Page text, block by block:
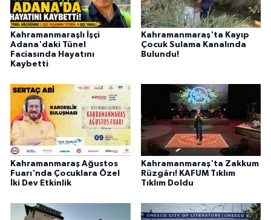
Kahramanmaraşlı İşçi
Adana'daki Tünel
Faciasında Hayatını
Kaybetti
Kahramanmaraş'ta Kayıp
Çocuk Sulama Kanalında
Bulundu!
Kahramanmaraş Ağustos
Fuarı'nda Çocuklara Özel
İki Dev Etkinlik
Kahramanmaraş'ta Zakkum
Rüzgârı! KAFUM Tıklım
Tıklım Doldu
BİLİM VE TEKNOLOJİ
YARIŞMALAR
TANITIM
HABERDE İNSAN